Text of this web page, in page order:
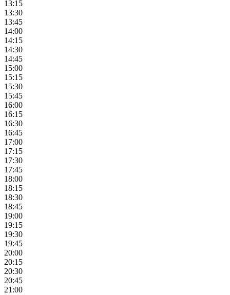
13:15
13:30
13:45
14:00
14:15
14:30
14:45
15:00
15:15
15:30
15:45
16:00
16:15
16:30
16:45
17:00
17:15
17:30
17:45
18:00
18:15
18:30
18:45
19:00
19:15
19:30
19:45
20:00
20:15
20:30
20:45
21:00